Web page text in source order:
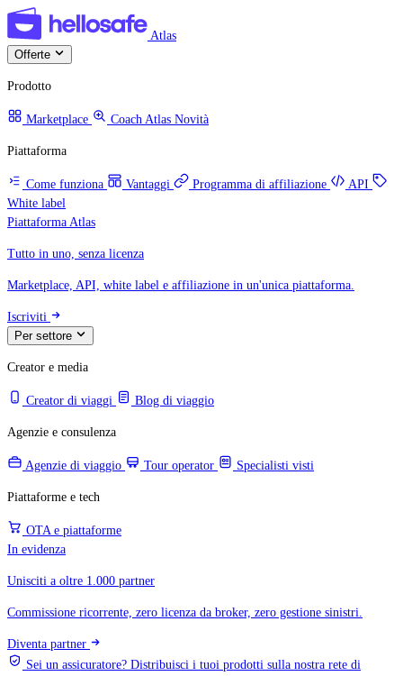
Atlas
Offerte
Prodotto
Marketplace Coach Atlas Novità
Piattaforma
Come funziona Vantaggi Programma di affiliazione
API
White label
Piattaforma Atlas
Tutto in uno, senza licenza
Marketplace, API, white label e affiliazione in un'unica piattaforma.
Iscriviti
Per settore
Creator e media
Creator di viaggi Blog di viaggio
Agenzie e consulenza
Agenzie di viaggio Tour operator Specialisti visti
Piattaforme e tech
OTA e piattaforme
In evidenza
Unisciti a oltre 1.000 partner
Commissione ricorrente, zero licenza da broker, zero gestione sinistri.
Diventa partner
Sei un assicuratore? Distribuisci i tuoi prodotti sulla nostra rete di